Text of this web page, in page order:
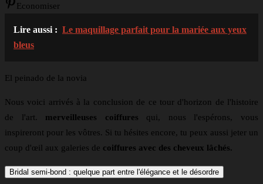
Economiser
Lire aussi : Le maquillage parfait pour la mariée aux yeux
bleus
El peinado de la novia
Nous voici arrivés à la conclusion de ce tour d'horizon de l'histoire
de l'art. merveilleuses coiffures qui, nous l'espérons, vous
inspireront pour les vôtres. Si tu hésites encore, tu peux aussi jeter un
coup d'œil aux galeries de coiffures avec des cheveux lâchés.
Bridal semi-bond : quelque part entre l'élégance et le désordre